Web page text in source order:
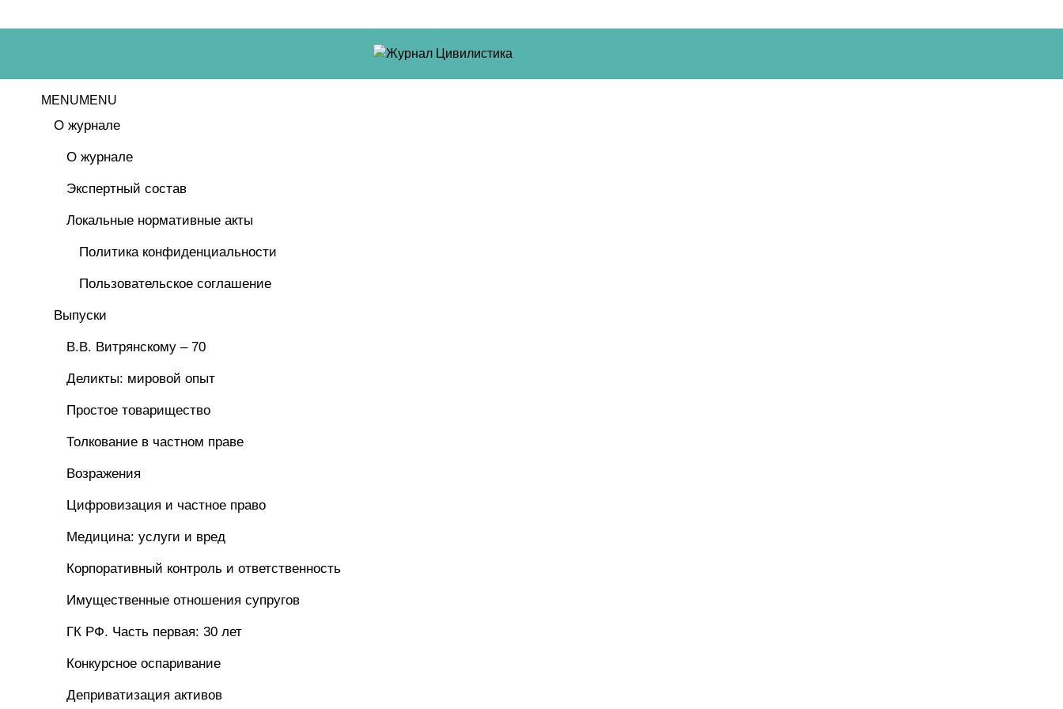
MENUMENU
О журнале
О журнале
Экспертный состав
Локальные нормативные акты
Политика конфиденциальности
Пользовательское соглашение
Выпуски
В.В. Витрянскому – 70
Деликты: мировой опыт
Простое товарищество
Толкование в частном праве
Возражения
Цифровизация и частное право
Медицина: услуги и вред
Корпоративный контроль и ответственность
Имущественные отношения супругов
ГК РФ. Часть первая: 30 лет
Конкурсное оспаривание
Деприватизация активов